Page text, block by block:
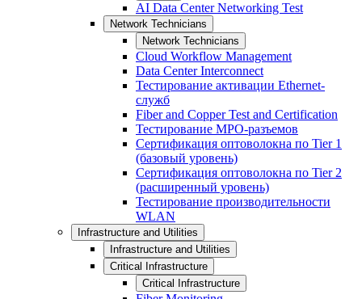
AI Data Center Networking Test
Network Technicians
Network Technicians
Cloud Workflow Management
Data Center Interconnect
Тестирование активации Ethernet-
служб
Fiber and Copper Test and Certification
Тестирование МРО-разъемов
Сертификация оптоволокна по Tier 1
(базовый уровень)
Сертификация оптоволокна по Tier 2
(расширенный уровень)
Тестирование производительности
WLAN
Infrastructure and Utilities
Infrastructure and Utilities
Critical Infrastructure
Critical Infrastructure